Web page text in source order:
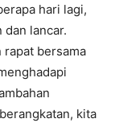
hari lagi,
dan lancar.
rapat bersama
kita